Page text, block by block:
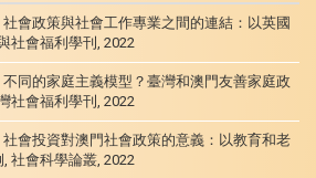
社會政策與社會工作專業之間的連結：以英國
社會福利學刊, 2022
不同的家庭主義模型？臺灣和澳門友善家庭政
社會福利學刊, 2022
社會投資對澳門社會政策的意義：以教育和老
社會科學論叢, 2022